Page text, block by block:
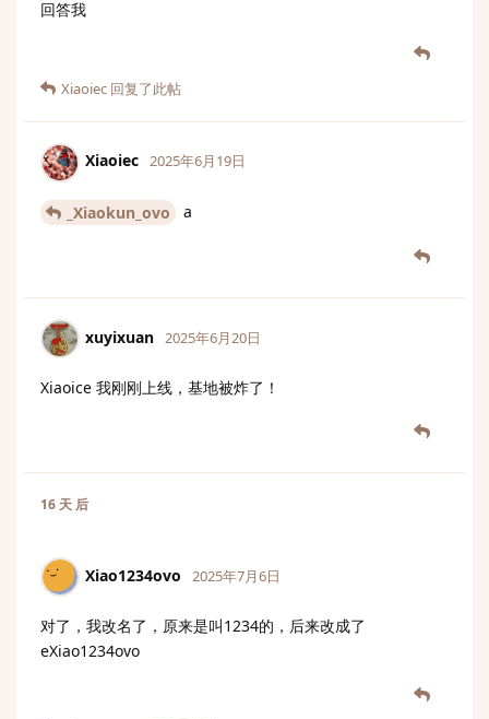
回答我
Xiaoiec 回复了此帖
Xiaoiec 2025年6月19日
_Xiaokun_ovo a
xuyixuan 2025年6月20日
Xiaoice 我刚刚上线，基地被炸了！
16 天 后
Xiao1234ovo 2025年7月6日
对了，我改名了，原来是叫1234的，后来改成了
eXiao1234ovo